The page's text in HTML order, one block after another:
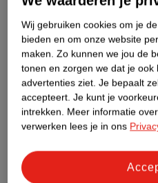
Bekijk ook
Meer Kruidvat Alle
ANDEREN KOCHTEN OOK
Wij gebruiken cookies om je
bieden en om onze website
maken. Zo kunnen we jou de
tonen en zorgen we dat je
advertenties ziet. Je bepaalt
accepteert. Je kunt je
intrekken. Meer informatie
verwerken lees je in ons